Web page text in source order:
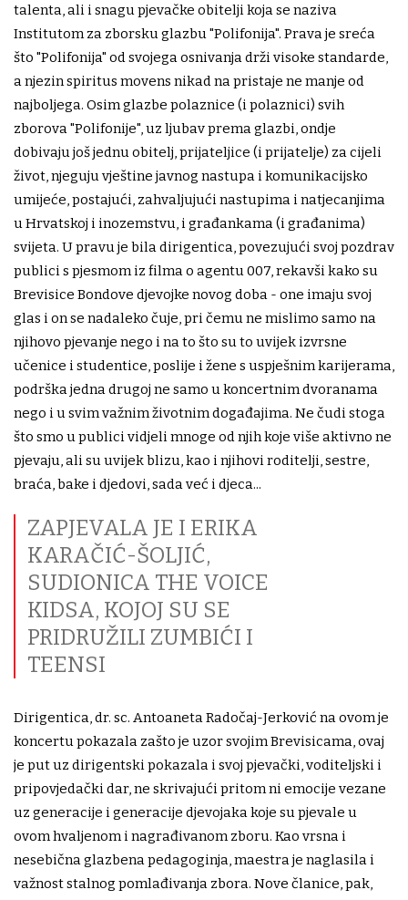
talenta, ali i snagu pjevačke obitelji koja se naziva
Institutom za zborsku glazbu "Polifonija". Prava je sreća
što "Polifonija" od svojega osnivanja drži visoke standarde,
a njezin spiritus movens nikad na pristaje ne manje od
najboljega. Osim glazbe polaznice (i polaznici) svih
zborova "Polifonije", uz ljubav prema glazbi, ondje
dobivaju još jednu obitelj, prijateljice (i prijatelje) za cijeli
život, njeguju vještine javnog nastupa i komunikacijsko
umijeće, postajući, zahvaljujući nastupima i natjecanjima
u Hrvatskoj i inozemstvu, i građankama (i građanima)
svijeta. U pravu je bila dirigentica, povezujući svoj pozdrav
publici s pjesmom iz filma o agentu 007, rekavši kako su
Brevisice Bondove djevojke novog doba - one imaju svoj
glas i on se nadaleko čuje, pri čemu ne mislimo samo na
njihovo pjevanje nego i na to što su to uvijek izvrsne
učenice i studentice, poslije i žene s uspješnim karijerama,
podrška jedna drugoj ne samo u koncertnim dvoranama
nego i u svim važnim životnim događajima. Ne čudi stoga
što smo u publici vidjeli mnoge od njih koje više aktivno ne
pjevaju, ali su uvijek blizu, kao i njihovi roditelji, sestre,
braća, bake i djedovi, sada već i djeca...
ZAPJEVALA JE I ERIKA
KARAČIĆ-ŠOLJIĆ,
SUDIONICA THE VOICE
KIDSA, KOJOJ SU SE
PRIDRUŽILI ZUMBIĆI I
TEENSI
Dirigentica, dr. sc. Antoaneta Radočaj-Jerković na ovom je
koncertu pokazala zašto je uzor svojim Brevisicama, ovaj
je put uz dirigentski pokazala i svoj pjevački, voditeljski i
pripovjedački dar, ne skrivajući pritom ni emocije vezane
uz generacije i generacije djevojaka koje su pjevale u
ovom hvaljenom i nagrađivanom zboru. Kao vrsna i
nesebična glazbena pedagoginja, maestra je naglasila i
važnost stalnog pomlađivanja zbora. Nove članice, pak,